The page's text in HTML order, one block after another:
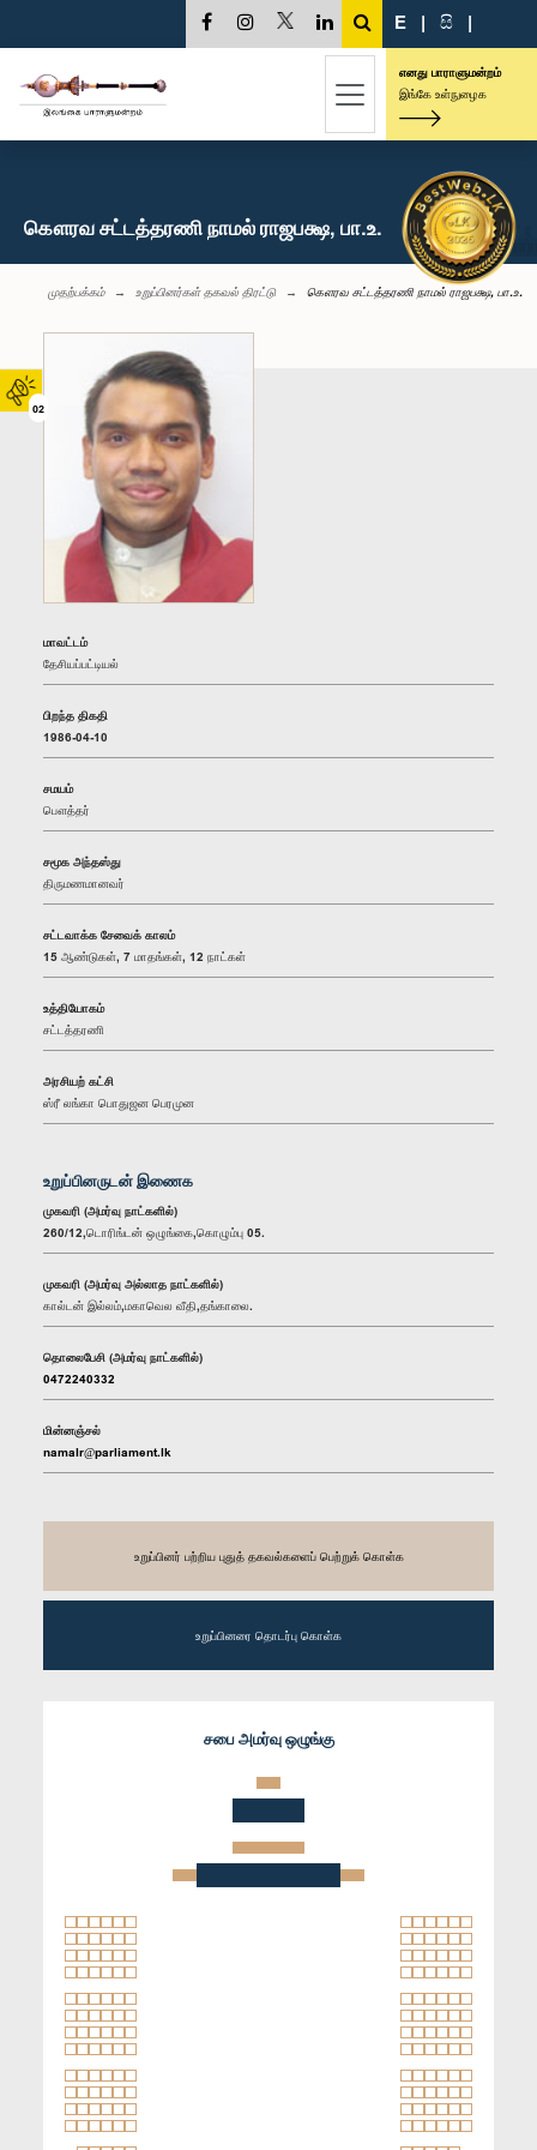
02
E | සි |
எனது பாராளுமன்றம்
இங்கே உள்நுழைக
கௌரவ சட்டத்தரணி நாமல் ராஜபக்ஷ, பா.உ.
முதற்பக்கம் உறுப்பினர்கள் தகவல் திரட்டு கௌரவ சட்டத்தரணி நாமல் ராஜபக்ஷ, பா.உ.
மாவட்டம்
தேசியப்பட்டியல்
பிறந்த திகதி
1986-04-10
சமயம்
பௌத்தர்
சமூக அந்தஸ்து
திருமணமானவர்
சட்டவாக்க சேவைக் காலம்
15 ஆண்டுகள், 7 மாதங்கள், 12 நாட்கள்
உத்தியோகம்
சட்டத்தரணி
அரசியற் கட்சி
ஸ்ரீ லங்கா பொதுஜன பெரமுன
உறுப்பினருடன் இணைக
முகவரி (அமர்வு நாட்களில்)
260/12,டொரிங்டன் ஒழுங்கை,கொழும்பு 05.
முகவரி (அமர்வு அல்லாத நாட்களில்)
கால்டன் இல்லம்,மகாவெல வீதி,தங்காலை.
தொலைபேசி (அமர்வு நாட்களில்)
0472240332
மின்னஞ்சல்
namalr@parliament.lk
உறுப்பினர் பற்றிய புதுத் தகவல்களைப் பெற்றுக் கொள்க
உறுப்பினரை தொடர்பு கொள்க
சபை அமர்வு ஒழுங்கு